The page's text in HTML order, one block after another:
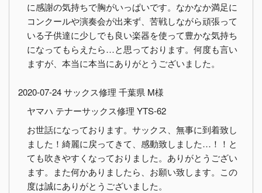
に感謝の気持ちで胸がいっぱいです。なかなか満足に
コンクールや演奏会が出来ず、苦戦しながら頑張って
いる子供達に少しでも良い楽器を使って豊かな気持ち
になってもらえたら…と思っております。何度も言い
ますが、本当に本当にありがとうございました。
2020-07-24 サックス修理 千葉県 M様
ヤマハ テナーサックス修理 YTS-62
お世話になっております。サックス、無事に到着致し
ました！綺麗に戻ってきて、感動致しました…！！と
ても吹きやすくなっておりました。ありがとうござい
ます。また何かありましたら、お願い致します。この
度は誠にありがとうございました。